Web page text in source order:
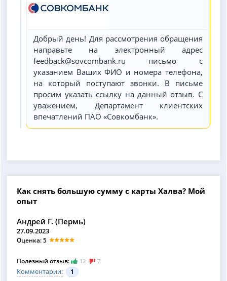
Добрый день! Для рассмотрения обращения
направьте на электронный адрес
feedback@sovcombank.ru письмо с
указанием Ваших ФИО и номера телефона,
на который поступают звонки. В письме
просим указать ссылку на данный отзыв. С
уважением, Департамент клиентских
впечатлений ПАО «Совкомбанк».
Как снять большую сумму с карты Халва? Мой
опыт
Андрей Г. (Пермь)
27.09.2023
Оценка: 5
Полезный отзыв: 12 7
Комментарии: 1